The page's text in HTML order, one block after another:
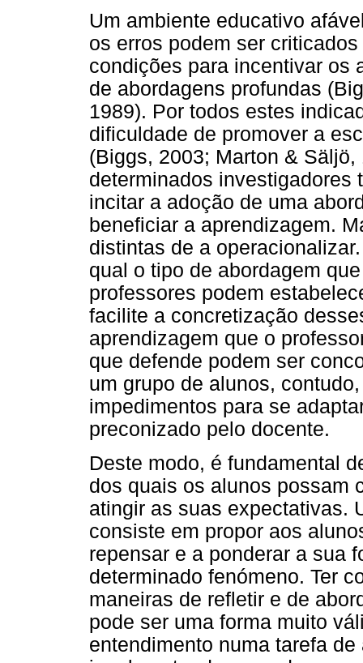
Um ambiente educativo
os erros podem ser
condições para incentivar os
de abordagens profundas
1989). Por todos estes
dificuldade de promover a
(Biggs, 2003; Marton &
determinados investigadores
incitar a adoção de uma
beneficiar a aprendizagem.
distintas de a
qual o tipo de abordagem
professores podem
facilite a concretização
aprendizagem que o
que defende podem ser
um grupo de alunos,
impedimentos para se
preconizado pelo docente.
Deste modo, é fundamental
dos quais os alunos possam
atingir as suas expectativas.
consiste em propor aos
repensar e a ponderar a sua
determinado fenómeno. Ter
maneiras de refletir e de
pode ser uma forma muito
entendimento numa tarefa